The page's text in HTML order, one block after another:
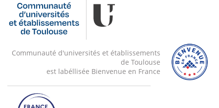
Communauté d'universités et établissements
de Toulouse
est labéllisée Bienvenue en France